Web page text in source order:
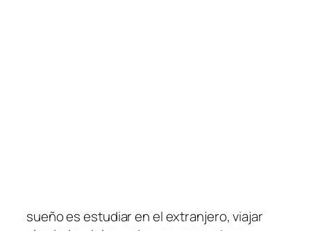
sueño es estudiar en el extranjero, viajar